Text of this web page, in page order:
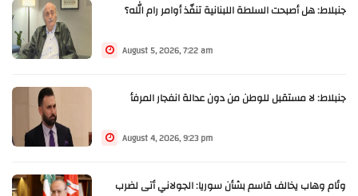
جنبلاط: هل أصبحت السلطة اللبنانية تنفّذ أوامر رام الله؟
August 5, 2026, 7:22 am
جنبلاط: لا مستقبل للوطن من دون عدالة انفجار المرفأ
August 4, 2026, 9:23 pm
وئام وهاب يخالف قاسم بشأن سوريا: الجولاني أتى لضرب